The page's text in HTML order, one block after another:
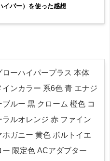
イパー）を使った感想
ローハイパープラス 本体
インカラー 系6色 青 エナジ
ブルー 黒 クローム 橙色 コ
ラルオレンジ 赤 ファイン
ホガニー 黄色 ボルトイエ
ー 限定色 ACアダブター